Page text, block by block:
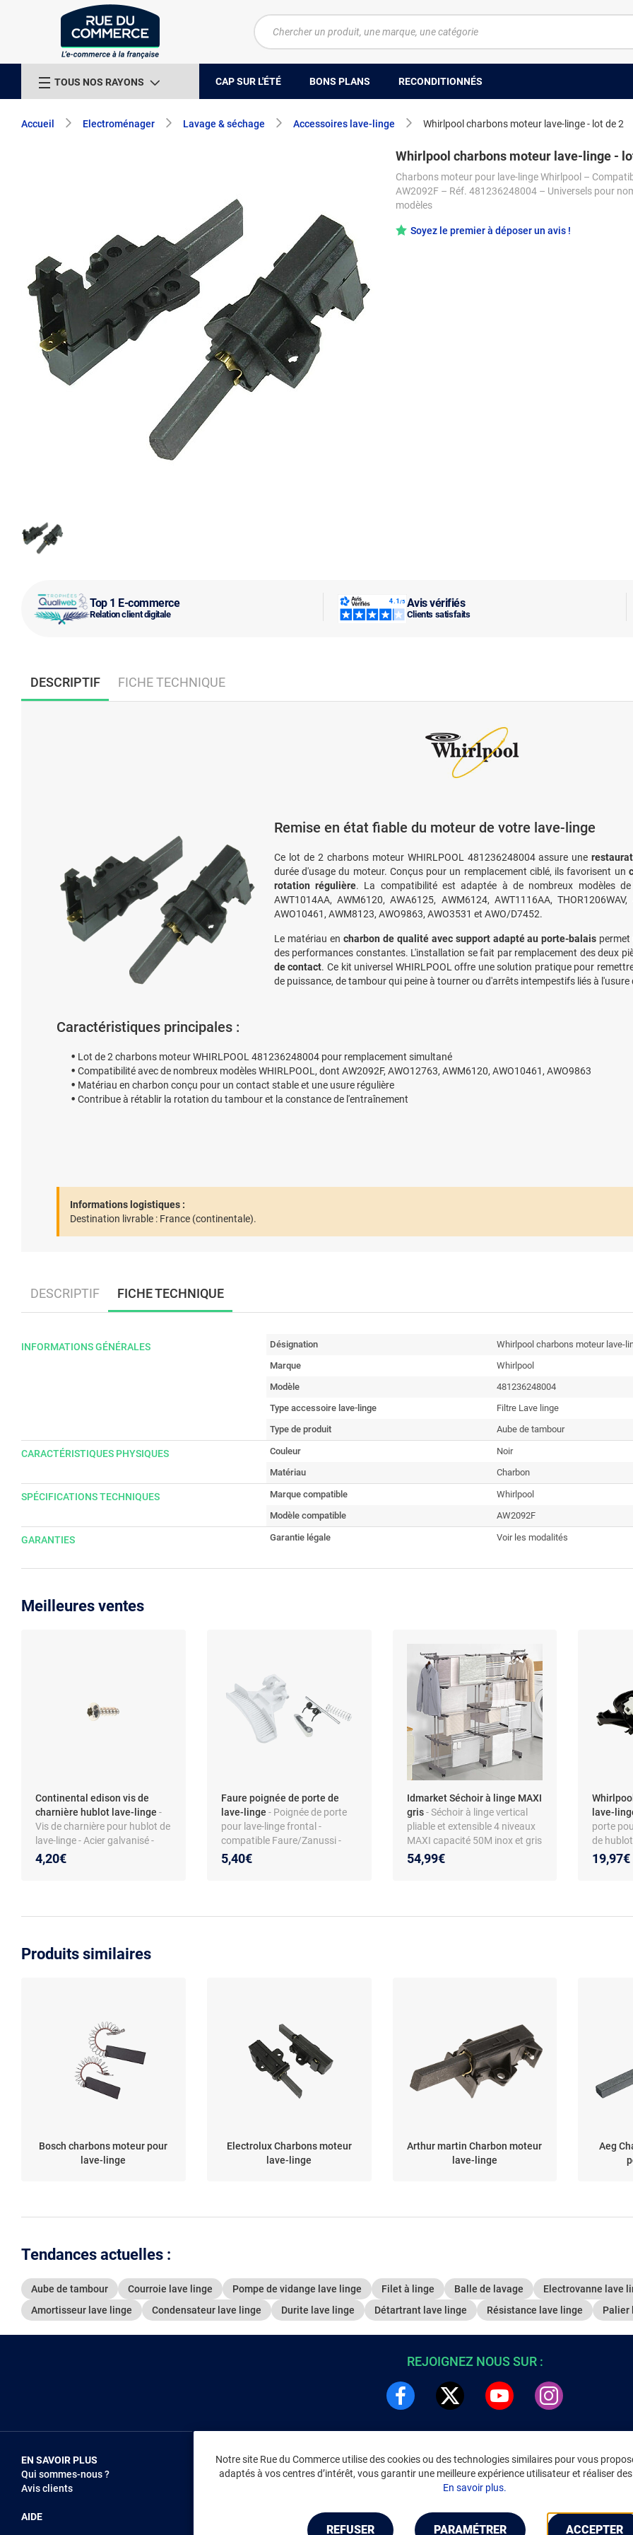
TOUS NOS RAYONS CAP SUR L'ÉTÉ BONS PLANS RECONDITIONNÉS
Accueil Electroménager Lavage & séchage Accessoires lave-linge Whirlpool charbons moteur lave-linge - lot de 2
Top 1 E-commerce
Relation client digitale
Avis vérifiés
Clients satisfaits
Whirlpool charbons moteur lave-linge -
Charbons moteur pour lave-linge Whirlpool –
AW2092F – Réf. 481236248004 – Universels pour
modèles
Soyez le premier à déposer un avis !
DESCRIPTIF FICHE TECHNIQUE
Remise en état fiable du moteur de votre lave-linge
Ce lot de 2 charbons moteur WHIRLPOOL 481236248004 assure une
durée d'usage du moteur. Conçus pour un remplacement ciblé, ils favorisent un
rotation régulière. La compatibilité est adaptée à de nombreux modèles de
AWT1014AA, AWM6120, AWA6125, AWM6124, AWT1116AA,
AWO10461, AWM8123, AWO9863, AWO3531 et AWO/D7452.
Le matériau en charbon de qualité avec support adapté au porte-balais permet
des performances constantes. L'installation se fait par remplacement des deux
de contact. Ce kit universel WHIRLPOOL offre une solution pratique pour
de puissance, de tambour qui peine à tourner ou d'arrêts intempestifs liés à l'usure
Caractéristiques principales :
Lot de 2 charbons moteur WHIRLPOOL 481236248004 pour remplacement simultané
Compatibilité avec de nombreux modèles WHIRLPOOL, dont AW2092F, AWO12763, AWM6120, AWO10461, AWO9863
Matériau en charbon conçu pour un contact stable et une usure régulière
Contribue à rétablir la rotation du tambour et la constance de l'entraînement
Informations logistiques :
Destination livrable : France (continentale).
DESCRIPTIF FICHE TECHNIQUE
INFORMATIONS GÉNÉRALES Désignation
Whirlpool charbons moteur lave-
Marque
Whirlpool
Modèle
481236248004
Type accessoire lave-linge
Filtre Lave linge
Type de produit
Aube de tambour
CARACTÉRISTIQUES PHYSIQUES Couleur
Noir
Matériau
Charbon
SPÉCIFICATIONS TECHNIQUES Marque compatible
Whirlpool
Modèle compatible
AW2092F
GARANTIES Garantie légale Voir les modalités
Meilleures ventes
Continental edison vis de
charnière hublot lave-linge -
Vis de charnière pour hublot de
lave-linge - Acier galvanisé -
Torx 4x12 - Compatible
modèles Continental Edison
4,20€
Faure poignée de porte de
lave-linge - Poignée de porte
pour lave-linge frontal -
compatible Faure/Zanussi -
coloris blanc - matériau ABS
5,40€
Idmarket Séchoir à linge MAXI
gris- Séchoir à linge vertical
pliable et extensible 4 niveaux
MAXI capacité 50M inox et gris
54,99€
lave-
porte
de
19,97€
Produits similaires
Bosch charbons moteur pour
lave-linge
Electrolux Charbons moteur
lave-linge
Arthur martin Charbon moteur
lave-linge
Aeg
Tendances actuelles :
Aube de tambour Courroie lave linge Pompe de vidange lave linge Filet à linge Balle de lavage Electrovanne lave
Amortisseur lave linge
Condensateur lave linge Durite lave linge Détartrant lave linge Résistance lave linge Palier
Notre site Rue du Commerce utilise des cookies ou des technologies similaires pour vous
adaptés à vos centres d’intérêt, vous garantir une meilleure expérience utilisateur et réaliser
En savoir plus.
REFUSER PARAMÉTRER ACCEPTER
REJOIGNEZ NOUS SUR :
EN SAVOIR PLUS
Qui sommes-nous ?
Avis clients
AIDE
NOUS REJOINDRE
Vendez sur RDC
INFORMATIONS LÉGALES
Environnement
CGV/CGU Marketplace
Gérer mes cookies
Mentions légales